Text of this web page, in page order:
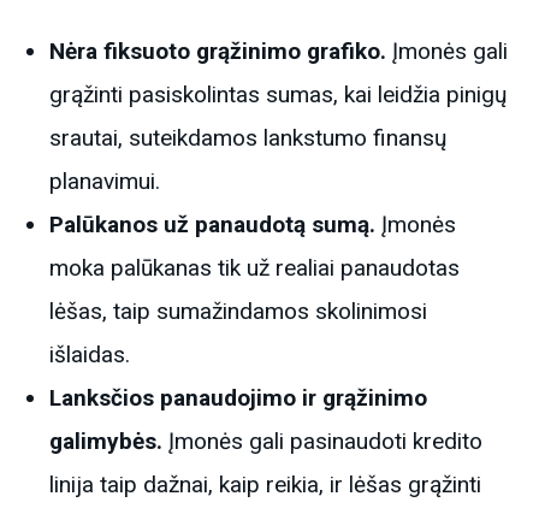
Nėra fiksuoto grąžinimo grafiko. Įmonės gali
grąžinti pasiskolintas sumas, kai leidžia pinigų
srautai, suteikdamos lankstumo finansų
planavimui.
Palūkanos už panaudotą sumą. Įmonės
moka palūkanas tik už realiai panaudotas
lėšas, taip sumažindamos skolinimosi
išlaidas.
Lanksčios panaudojimo ir grąžinimo
galimybės. Įmonės gali pasinaudoti kredito
linija taip dažnai, kaip reikia, ir lėšas grąžinti